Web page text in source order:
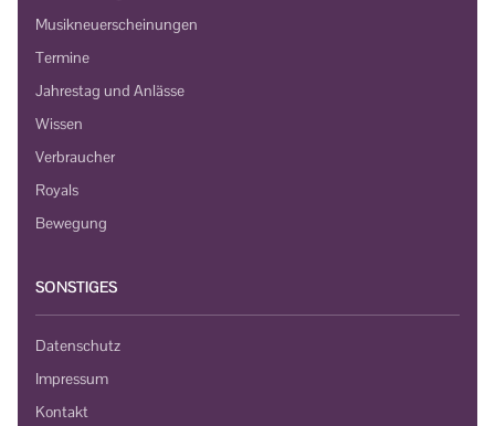
Musikneuerscheinungen
Termine
Jahrestag und Anlässe
Wissen
Verbraucher
Royals
Bewegung
SONSTIGES
Datenschutz
Impressum
Kontakt